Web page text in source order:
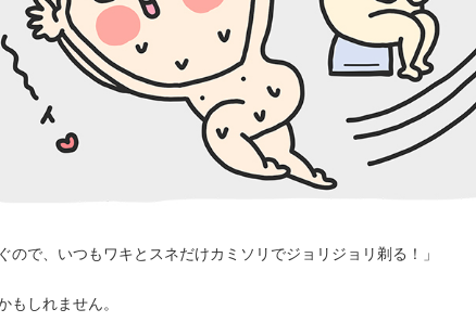
ので、いつもワキとスネだけカミソリでジョリジョリ剃る！」
もしれません。